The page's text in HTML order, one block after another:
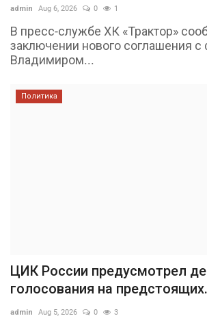
admin Aug 6, 2026 0 1
В пресс-службе ХК «Трактор»
заключении нового соглашения
Владимиром...
Политика
ЦИК России предусмотрел
голосования на
admin Aug 5, 2026 0 3